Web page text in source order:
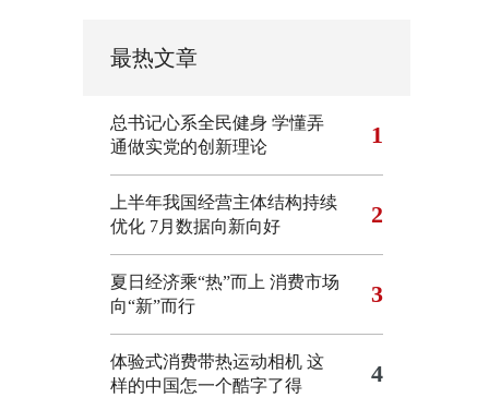
最热文章
总书记心系全民健身 学懂弄
通做实党的创新理论
1
上半年我国经营主体结构持续
优化 7月数据向新向好 2
夏日经济乘“热”而上 消费市场
向“新”而行
3
体验式消费带热运动相机 这
样的中国怎一个酷字了得
4